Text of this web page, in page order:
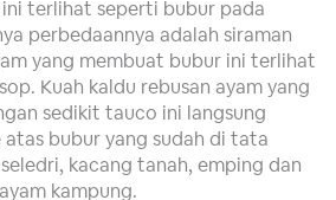
ini terlihat seperti bubur pada
perbedaannya adalah siraman
yang membuat bubur ini terlihat
Kuah kaldu rebusan ayam yang
sedikit tauco ini langsung
atas bubur yang sudah di tata
kacang tanah, emping dan
kampung.